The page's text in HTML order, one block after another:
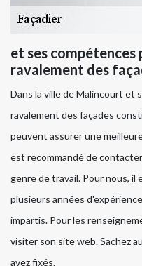
et ses
ravalement des
Dans la ville de Malincourt et
ravalement des façades
peuvent assurer une
est recommandé de
genre de travail. Pour nous, il
plusieurs années
impartis. Pour les
visiter son site web. Sachez
avez fixés.